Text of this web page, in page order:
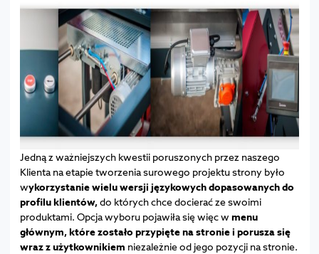
Jedną z ważniejszych kwestii poruszonych przez naszego
Klienta na etapie tworzenia surowego projektu strony było
wykorzystanie wielu wersji językowych dopasowanych do
profilu klientów,do których chce docierać ze swoimi
produktami. Opcja wyboru pojawiła się więc w menu
głównym, które zostało przypięte na stronie i porusza się
wraz z użytkownikiem niezależnie od jego pozycji na stronie.